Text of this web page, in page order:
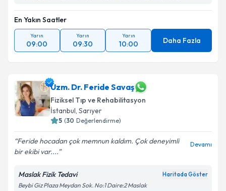
En Yakın Saatler
Yarın
09:00
Yarın
09:30
Yarın
10:00 Daha Fazla
Uzm. Dr. Feride Savaş
Fiziksel Tıp ve Rehabilitasyon
İstanbul, Sarıyer
5 (30 Değerlendirme)
Feride hocadan çok memnun kaldım. Çok deneyimli
bir ekibi var....
Devamı
Maslak Fizik Tedavi Haritada Göster
Beybi Giz Plaza Meydan Sok. No:1 Daire:2 Maslak